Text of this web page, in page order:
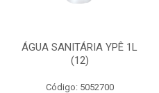
ÁGUA SANITÁRIA YPÊ 1L
(12)
Código: 5052700